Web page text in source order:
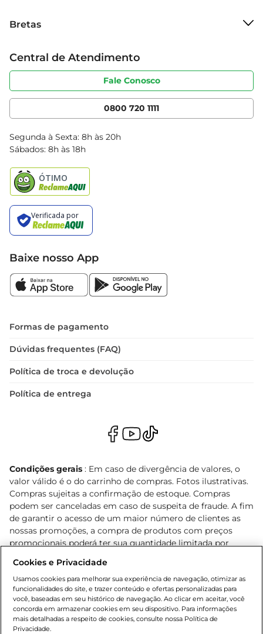
Grupo Cencosud
Sobre privacidade
Portal do fornecedor
Cencosud Media
Bretas
Produtos Bretas
Código de ética
Serviços
Clube Bretas
Blog Bretas
Black Friday
Central de Atendimento
Fale Conosco
0800 720 1111
Segunda à Sexta: 8h às 20h
Sábados: 8h às 18h
Baixe nosso App
Formas de pagamento
Dúvidas frequentes (FAQ)
Política de troca e devolução
Política de entrega
Condições gerais : Em caso de divergência de valores, o
valor válido é o do carrinho de compras. Fotos ilustrativas.
Compras sujeitas a confirmação de estoque. Compras
podem ser canceladas em caso de suspeita de fraude. A fim
de garantir o acesso de um maior número de clientes as
nossas promoções, a compra de produtos com preços
promocionais poderá ter sua quantidade limitada por
o e-commerce e válidos durante o dia de hoje, podendo
sofrer alterações sem prévia notificação. Proibida a venda
de bebidas alcoólicas para menores de 18 anos, conforme
Lei n.º 8069/90, art. 81, inciso II (Estatuto da Criança e do
Adolescente). Preços e condições exclusivos para o
www.bretas.com.br
Cookies e Privacidade
Usamos cookies para melhorar sua experiência de navegação, otimizar as
funcionalidades do site, e trazer conteúdo e ofertas personalizadas para
você, baseadas em seu histórico de navegação. Ao clicar em aceitar, você
concorda em armazenar cookies em seu dispositivo. Para informações
mais detalhadas a respeito de cookies, consulte nossa Política de
Privacidade.